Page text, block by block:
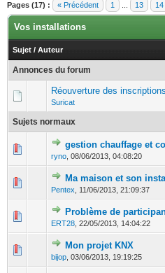
Pages (17) : « Précédent 1 13 14
Vos installations
Sujet / Auteur
Annonces du forum
Réouverture des inscriptions
Suricat
Sujets normaux
gestion chauffage et
ryno 08/06/2013, 04:08:20
0 Votes - 0 sur 5 en
12 34
Ma maison et son
Pentex 11/06/2013, 21:09:37
0 Votes - 0 sur 5 en
1234
Problème de
ERT28 22/05/2013, 14:04:22
0 Votes - 0 sur 5 en
1234
Mon projet KNX
bijop 03/06/2013, 19:19:25
0 Votes - 0 sur 5 en